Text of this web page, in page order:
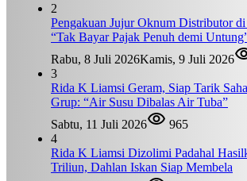
2
Pengakuan Jujur Oknum Distributor
“Tak Bayar Pajak Penuh demi
Rabu, 8 Juli 2026Kamis, 9 Juli 2026
3
Rida K Liamsi Geram, Siap Tarik
Grup: “Air Susu Dibalas Air Tuba”
Sabtu, 11 Juli 2026
965
4
Rida K Liamsi Dizolimi Padahal
Triliun, Dahlan Iskan Siap Membela